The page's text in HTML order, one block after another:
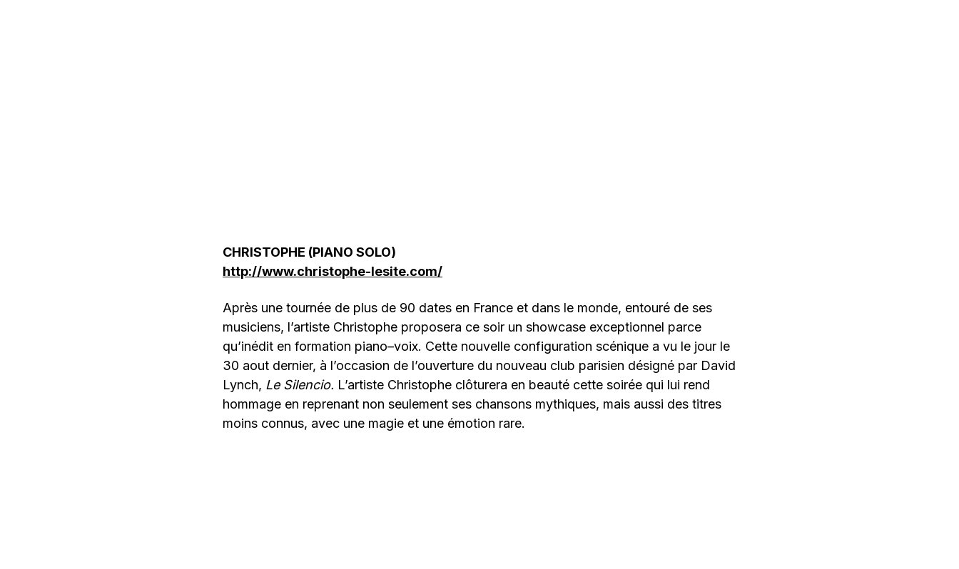
CHRISTOPHE (PIANO SOLO)
http://www.christophe-lesite.com/
Après une tournée de plus de 90 dates en France et dans le monde, entouré de ses
musiciens, l’artiste Christophe proposera ce soir un showcase exceptionnel parce
qu’inédit en formation piano–voix. Cette nouvelle configuration scénique a vu le jour le
30 aout dernier, à l’occasion de l’ouverture du nouveau club parisien désigné par David
Lynch, Le Silencio. L’artiste Christophe clôturera en beauté cette soirée qui lui rend
hommage en reprenant non seulement ses chansons mythiques, mais aussi des titres
moins connus, avec une magie et une émotion rare.